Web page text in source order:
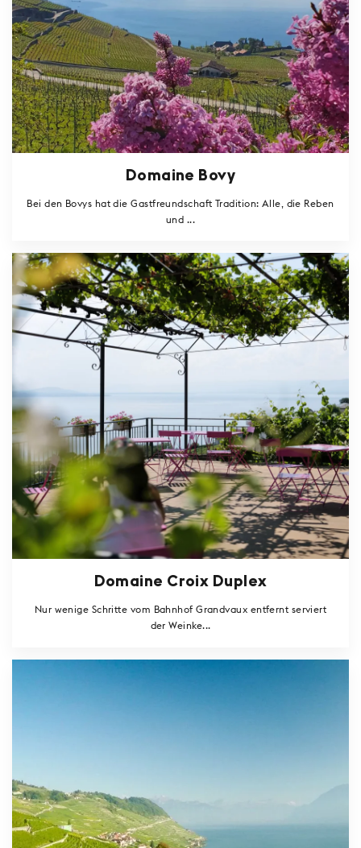
Domaine Bovy
Bei den Bovys hat die Gastfreundschaft Tradition: Alle, die Reben
und ...
Domaine Croix Duplex
Nur wenige Schritte vom Bahnhof Grandvaux entfernt serviert
der Weinke...